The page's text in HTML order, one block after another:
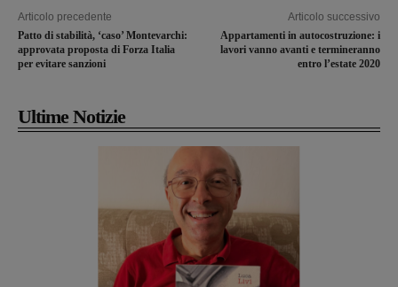
Articolo precedente
Patto di stabilità, ‘caso’ Montevarchi:
approvata proposta di Forza Italia
per evitare sanzioni
Articolo successivo
Appartamenti in autocostruzione: i
lavori vanno avanti e termineranno
entro l’estate 2020
Ultime Notizie